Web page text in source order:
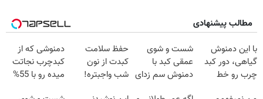
مطالب پیشنهادی
با این دمنوش
گیاهی، دور کبد
چرب رو خط
شست و شوی
عمقی کبد با
دمنوش سم زدای
حفظ سلامت
کبدت از نون
شب واجبتره!
دمنوشی که از
کبدچرب نجاتت
میده رو با 55%